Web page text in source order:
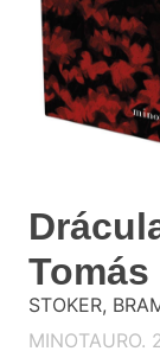
Tomás
STOKER,
MINOTAURO.